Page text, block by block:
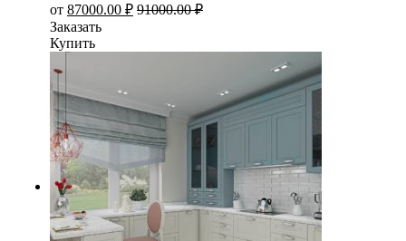
от 87000.00 ₽ 91000.00₽
Заказать
Купить